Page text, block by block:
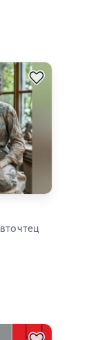
0 на основе 0